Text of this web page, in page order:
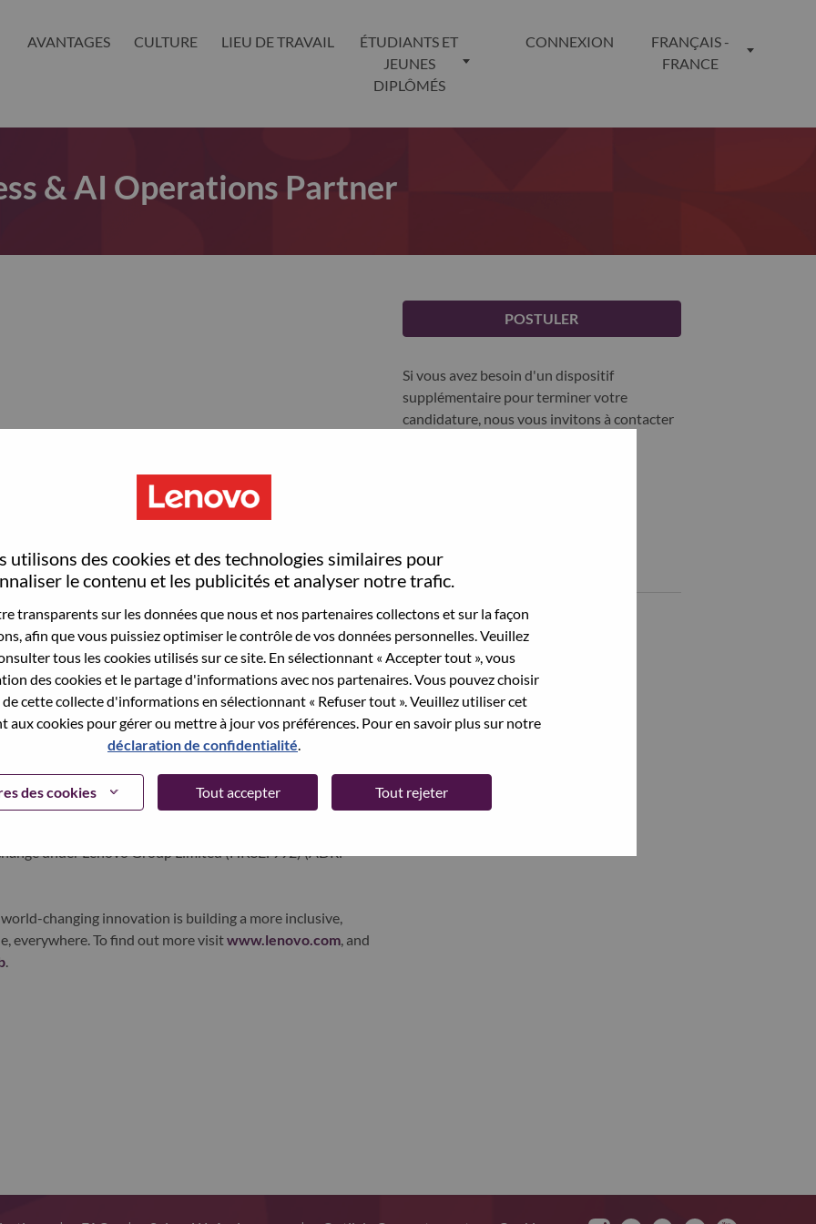
utilisons des cookies et des technologies similaires pour
le contenu et les publicités et analyser notre trafic.
transparents sur les données que nous et nos partenaires collectons et sur la façon
afin que vous puissiez optimiser le contrôle de vos données personnelles. Veuillez
tous les cookies utilisés sur ce site. En sélectionnant « Accepter tout », vous
des cookies et le partage d'informations avec nos partenaires. Vous pouvez choisir
cette collecte d'informations en sélectionnant « Refuser tout ». Veuillez utiliser cet
aux cookies pour gérer ou mettre à jour vos préférences. Pour en savoir plus sur notre
déclaration de confidentialité
des cookies Tout accepter Tout rejeter
AVANTAGES CULTURE LIEU DE TRAVAIL
ÉTUDIANTS ET
JEUNES
DIPLÔMÉS
CONNEXION
FRANÇAIS -
FRANCE
& AI Operations Partner
what we do. We WOW our customers.
powerhouse, ranked #196 in the Fortune Global
in 180 markets. Focused on a bold vision to deliver
its success as the world’s largest PC company with a full-
optimized devices (PCs, workstations, smartphones,
performance computing and software defined
Lenovo’s continued investment in world-changing
and smarter future for everyone, everywhere.
under Lenovo Group Limited (HKSE: 992) (ADR:
changing innovation is building a more inclusive,
everywhere. To find out more visitwww.lenovo.com, and
.
POSTULER
Si vous avez besoin d'un dispositif
supplémentaire pour terminer votre
candidature, nous vous invitons à contacter
Emplois similaires
Voir tout